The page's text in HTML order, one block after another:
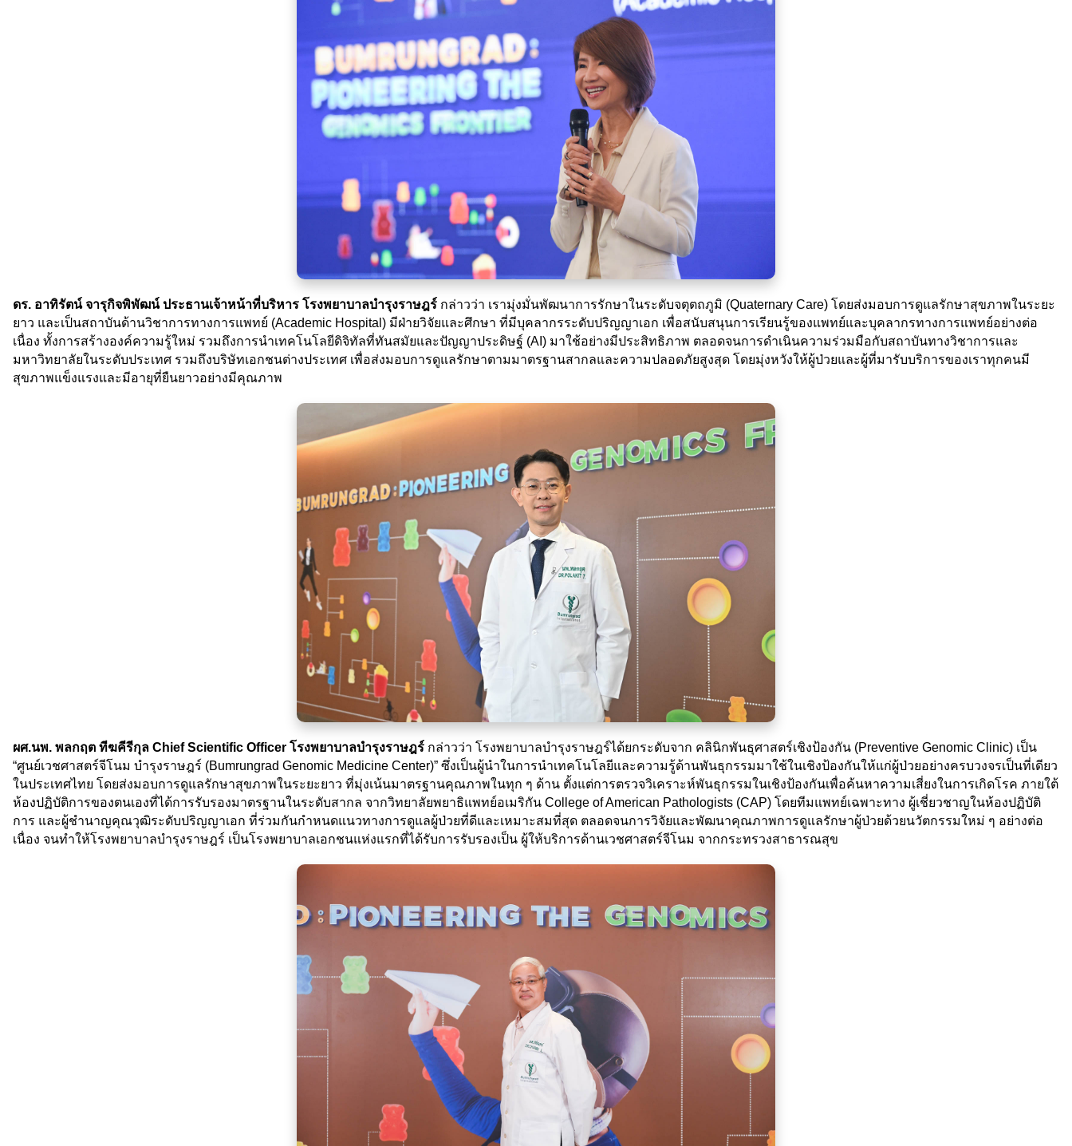
ดร. อาทิรัตน์ จารุกิจพิพัฒน์ ประธานเจ้าหน้าที่บริหาร โรงพยาบาลบำรุงราษฎร์ กล่าวว่า เรามุ่งมั่นพัฒนาการรักษาในระดับจตุตถภูมิ (Quaternary Care) โดยส่งมอบการดูแลรักษาสุขภาพในระยะ
ยาว และเป็นสถาบันด้านวิชาการทางการแพทย์ (Academic Hospital) มีฝ่ายวิจัยและศึกษา ที่มีบุคลากรระดับปริญญาเอก เพื่อสนับสนุนการเรียนรู้ของแพทย์และบุคลากรทางการแพทย์อย่างต่อ
เนื่อง ทั้งการสร้างองค์ความรู้ใหม่ รวมถึงการนำเทคโนโลยีดิจิทัลที่ทันสมัยและปัญญาประดิษฐ์ (AI) มาใช้อย่างมีประสิทธิภาพ ตลอดจนการดำเนินความร่วมมือกับสถาบันทางวิชาการและ
มหาวิทยาลัยในระดับประเทศ รวมถึงบริษัทเอกชนต่างประเทศ เพื่อส่งมอบการดูแลรักษาตามมาตรฐานสากลและความปลอดภัยสูงสุด โดยมุ่งหวังให้ผู้ป่วยและผู้ที่มารับบริการของเราทุกคนมี
สุขภาพแข็งแรงและมีอายุที่ยืนยาวอย่างมีคุณภาพ
ผศ.นพ. พลกฤต ทีฆคีรีกุล Chief Scientific Officer โรงพยาบาลบำรุงราษฎร์ กล่าวว่า โรงพยาบาลบำรุงราษฎร์ได้ยกระดับจาก คลินิกพันธุศาสตร์เชิงป้องกัน (Preventive Genomic Clinic) เป็น
“ศูนย์เวชศาสตร์จีโนม บำรุงราษฎร์ (Bumrungrad Genomic Medicine Center)” ซึ่งเป็นผู้นำในการนำเทคโนโลยีและความรู้ด้านพันธุกรรมมาใช้ในเชิงป้องกันให้แก่ผู้ป่วยอย่างครบวงจรเป็นที่เดียว
ในประเทศไทย โดยส่งมอบการดูแลรักษาสุขภาพในระยะยาว ที่มุ่งเน้นมาตรฐานคุณภาพในทุก ๆ ด้าน ตั้งแต่การตรวจวิเคราะห์พันธุกรรมในเชิงป้องกันเพื่อค้นหาความเสี่ยงในการเกิดโรค ภายใต้
ห้องปฏิบัติการของตนเองที่ได้การรับรองมาตรฐานในระดับสากล จากวิทยาลัยพยาธิแพทย์อเมริกัน College of American Pathologists (CAP) โดยทีมแพทย์เฉพาะทาง ผู้เชี่ยวชาญในห้องปฏิบัติ
การ และผู้ชำนาญคุณวุฒิระดับปริญญาเอก ที่ร่วมกันกำหนดแนวทางการดูแลผู้ป่วยที่ดีและเหมาะสมที่สุด ตลอดจนการวิจัยและพัฒนาคุณภาพการดูแลรักษาผู้ป่วยด้วยนวัตกรรมใหม่ ๆ อย่างต่อ
เนื่อง จนทำให้โรงพยาบาลบำรุงราษฎร์ เป็นโรงพยาบาลเอกชนแห่งแรกที่ได้รับการรับรองเป็น ผู้ให้บริการด้านเวชศาสตร์จีโนม จากกระทรวงสาธารณสุข